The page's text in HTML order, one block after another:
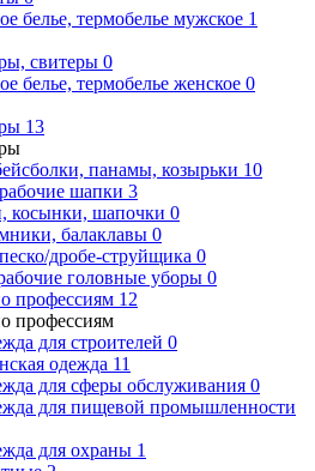
белье, термобелье мужское 1
свитеры 0
белье, термобелье женское 0
13
панамы, козырьки 10
шапки 3
косынки, шапочки 0
балаклавы 0
дробе-струйщика 0
головные уборы 0
профессиям 12
профессиям
для строителей 0
одежда 11
для сферы обслуживания 0
для пищевой промышленности
для охраны 1